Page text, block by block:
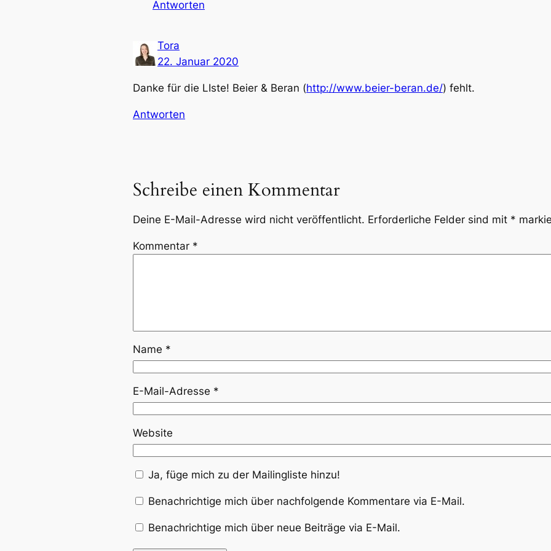
Antworten
Tora
22. Januar 2020
Danke für die LIste! Beier & Beran (http://www.beier-beran.de/) fehlt.
Antworten
Schreibe einen Kommentar
Deine E-Mail-Adresse wird nicht veröffentlicht. Erforderliche Felder sind mit *
Kommentar *
Name *
E-Mail-Adresse *
Website
Ja, füge mich zu der Mailingliste hinzu!
Benachrichtige mich über nachfolgende Kommentare via E-Mail.
Benachrichtige mich über neue Beiträge via E-Mail.